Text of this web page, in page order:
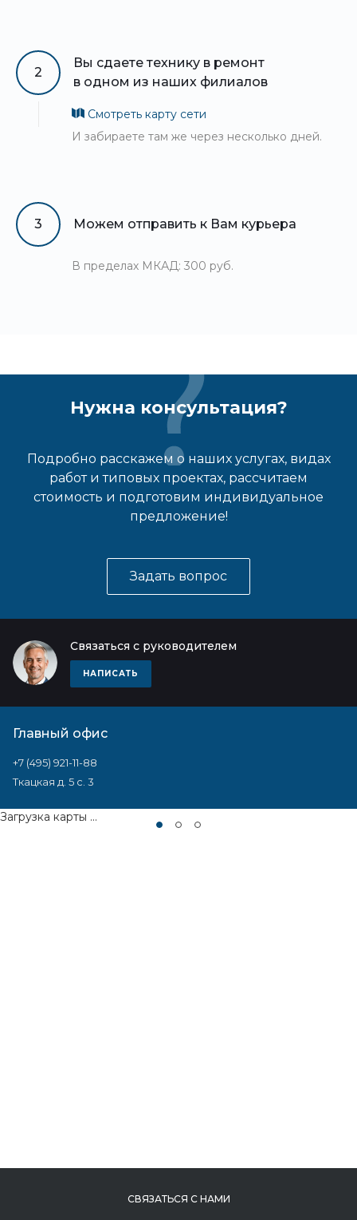
2
Вы сдаете технику в ремонт
в одном из наших филиалов
Смотреть карту сети
И забираете там же через несколько дней.
3 Можем отправить к Вам курьера
В пределах МКАД: 300 руб.
Нужна консультация?
Подробно расскажем о наших услугах, видах
работ и типовых проектах, рассчитаем
стоимость и подготовим индивидуальное
предложение!
Задать вопрос
Связаться с руководителем
НАПИСАТЬ
Главный офис
+7 (495) 921-11-88
Ткацкая д. 5 с. 3
Загрузка карты ...
СВЯЗАТЬСЯ С НАМИ